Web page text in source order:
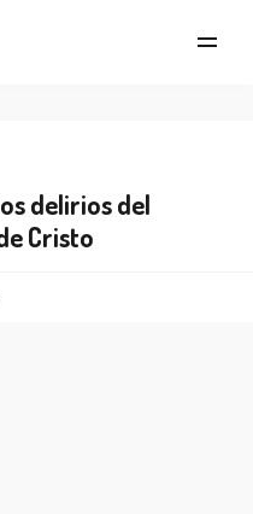
delirios del
Cristo